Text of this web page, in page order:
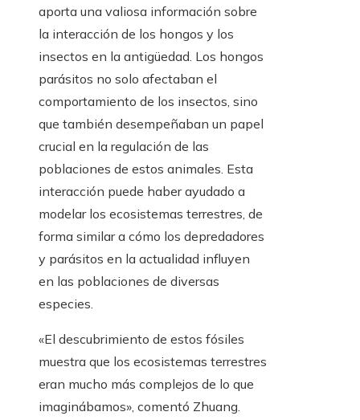
aporta una valiosa información sobre
la interacción de los hongos y los
insectos en la antigüedad. Los hongos
parásitos no solo afectaban el
comportamiento de los insectos, sino
que también desempeñaban un papel
crucial en la regulación de las
poblaciones de estos animales. Esta
interacción puede haber ayudado a
modelar los ecosistemas terrestres, de
forma similar a cómo los depredadores
y parásitos en la actualidad influyen
en las poblaciones de diversas
especies.
«El descubrimiento de estos fósiles
muestra que los ecosistemas terrestres
eran mucho más complejos de lo que
imaginábamos», comentó Zhuang.